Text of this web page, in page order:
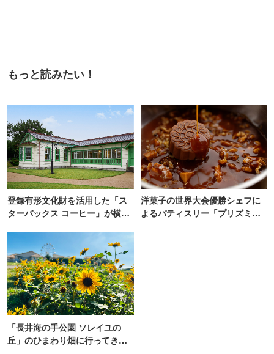
もっと読みたい！
登録有形文化財を活用した「ス
ターバックス コーヒー」が横
洋菓子の世界大会優勝シェフに
よるパティスリー「プリズミッ
「長井海の手公園 ソレイユの
丘」のひまわり畑に行ってき